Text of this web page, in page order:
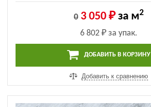
0 3 050 ₽ за м2
6 802 ₽ за упак.
ДОБАВИТЬ В КОРЗИНУ
Добавить к сравнению